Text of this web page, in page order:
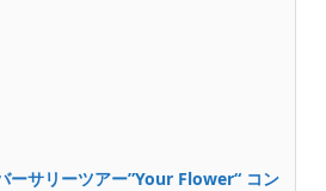
ーサリーツアー”Your Flower“ コン